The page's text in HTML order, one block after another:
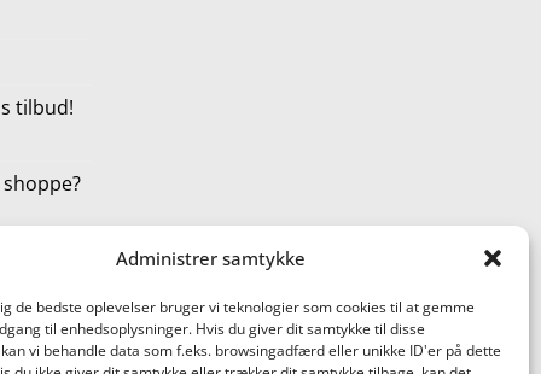
Administrer samtykke
de bedste oplevelser bruger vi teknologier som cookies til at gemme
til enhedsoplysninger. Hvis du giver dit samtykke til disse
vi behandle data som f.eks. browsingadfærd eller unikke ID'er på dette
tilbud!